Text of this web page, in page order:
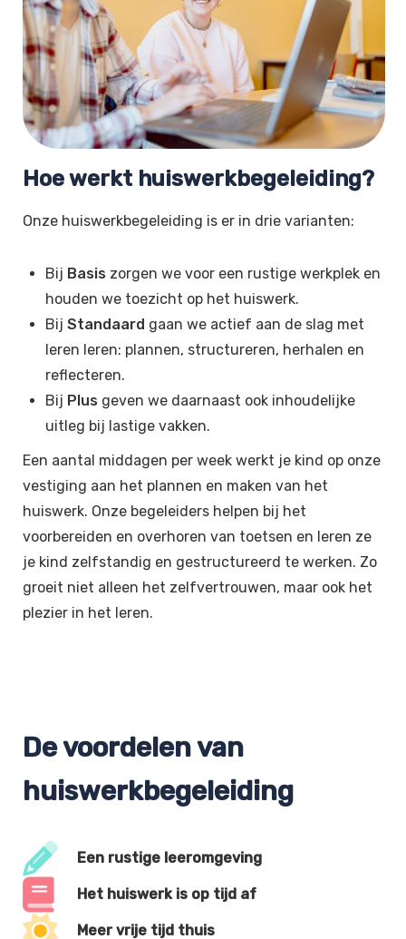
Hoe werkt huiswerkbegeleiding?
Onze huiswerkbegeleiding is er in drie varianten:
Bij Basis zorgen we voor een rustige werkplek en
houden we toezicht op het huiswerk.
Bij Standaard gaan we actief aan de slag met
leren leren: plannen, structureren, herhalen en
reflecteren.
Bij Plus geven we daarnaast ook inhoudelijke
uitleg bij lastige vakken.
Een aantal middagen per week werkt je kind op onze
vestiging aan het plannen en maken van het
huiswerk. Onze begeleiders helpen bij het
voorbereiden en overhoren van toetsen en leren ze
je kind zelfstandig en gestructureerd te werken. Zo
groeit niet alleen het zelfvertrouwen, maar ook het
plezier in het leren.
De voordelen van
huiswerkbegeleiding
Een rustige leeromgeving
Het huiswerk is op tijd af
Meer vrije tijd thuis